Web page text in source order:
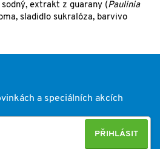
extrakt z guarany (Paulinia
sladidlo sukralóza, barvivo
a speciálních akcích
PŘIHLÁSIT